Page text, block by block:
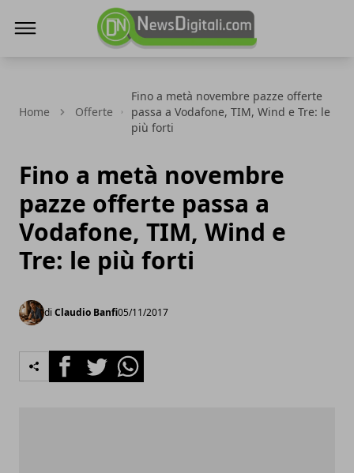
Home Offerte
Fino a metà novembre pazze offerte
passa a Vodafone, TIM, Wind e Tre: le
più forti
Fino a metà novembre
pazze offerte passa a
Vodafone, TIM, Wind e
Tre: le più forti
di Claudio Banfi05/11/2017
FacebookTwitterWhatsapp